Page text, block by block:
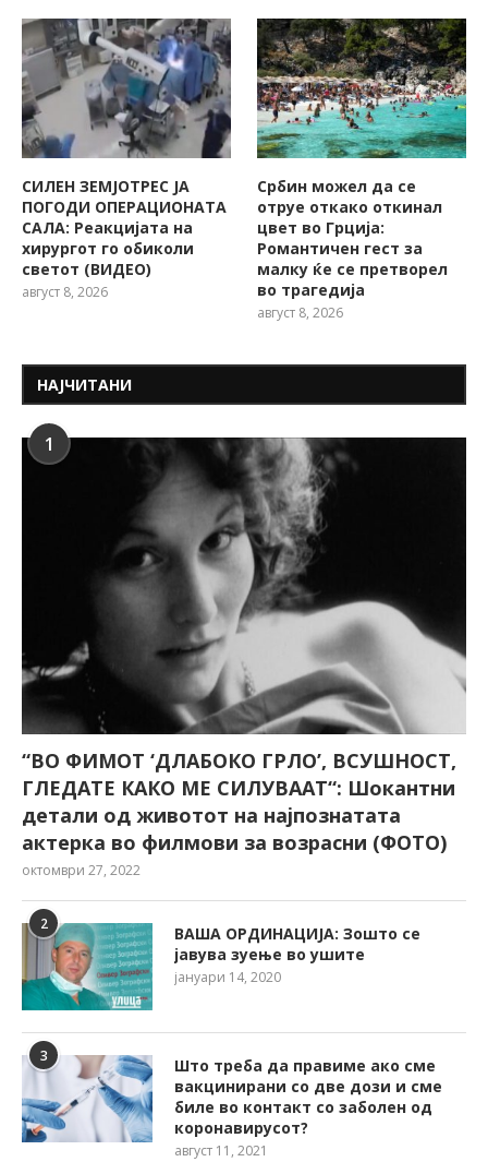
СИЛЕН ЗЕМЈОТРЕС ЈА
ПОГОДИ ОПЕРАЦИОНАТА
САЛА: Реакцијата на
хирургот го обиколи
светот (ВИДЕО)
август 8, 2026
Србин можел да се
отруе откако откинал
цвет во Грција:
Романтичен гест за
малку ќе се претворел
во трагедија
август 8, 2026
НАЈЧИТАНИ
1
“ВО ФИМОТ ‘ДЛАБОКО ГРЛО’, ВСУШНОСТ,
ГЛЕДАТЕ КАКО МЕ СИЛУВААТ“: Шокантни
детали од животот на најпознатата
актерка во филмови за возрасни (ФОТО)
октомври 27, 2022
2
ВАША ОРДИНАЦИЈА: Зошто се
јавува зуење во ушите
јануари 14, 2020
3
Што треба да правиме ако сме
вакцинирани со две дози и сме
биле во контакт со заболен од
коронавирусот?
август 11, 2021